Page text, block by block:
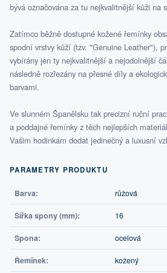
bývá označována za tu nejkvalitnější kůži na
Zatímco běžně dostupné kožené řemínky
spodní vrstvy kůží (tzv. "Genuine Leather"),
vybírány jen ty nejkvalitnější a nejodolnější
následně rozřezány na přesné díly a
barvami.
Ve slunném Španělsku tak precizní ruční
a poddajné řemínky z těch nejlepších
Vašim hodinkám dodat jedinečný a luxusní
PARAMETRY PRODUKTU
Barva: růžová
Šířka spony (mm): 16
Spona: ocelová
Řemínek: kožený